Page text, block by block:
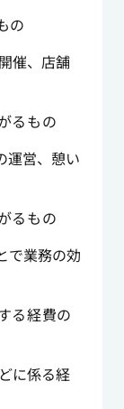
の
催、店舗
るもの
営、憩い
るもの
業務の効
経費の
に係る経